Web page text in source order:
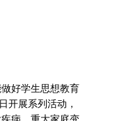
好学生思想教育
开展系列活动，